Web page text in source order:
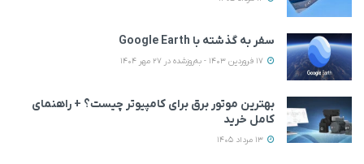
سفر به گذشته با Google Earth
بهترین موتور برق برای کامپیوتر چیست؟ + راهنمای
کامل خرید